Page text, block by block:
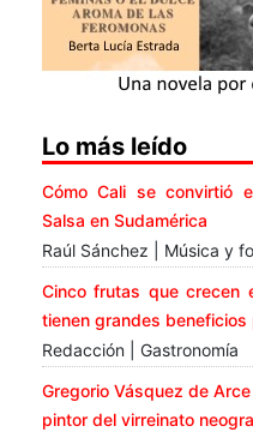
Lo más leído
Cómo Cali se convirtió
Salsa en Sudamérica
Raúl Sánchez | Música y
Cinco frutas que crecen
tienen grandes beneficios
Redacción | Gastronomía
Gregorio Vásquez de
pintor del virreinato